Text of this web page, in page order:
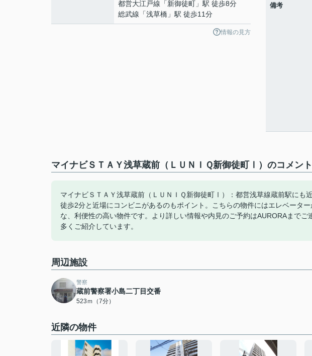
都営大江戸線 「新御徒町 」駅 徒歩8分
総武線 「浅草橋 」駅 徒歩11分
情報の見方
備考
マイナビＳＴＡＹ浅草蔵前（ＬＵＮＩＱ新御徒町Ⅰ）のコメン
マイナビＳＴＡＹ浅草蔵前（ＬＵＮＩＱ新御徒町Ⅰ）：都営浅草線蔵前駅にも
徒歩2分と近場にコンビニがあるのもポイント。こちらの物件にはエレベータ
な、利便性の高い物件です。より詳しい情報や内見のご予約はAURORAまで
多くご紹介しています。
周辺施設
警察
蔵前警察署小島二丁目交番
523ｍ（7分）
近隣の物件